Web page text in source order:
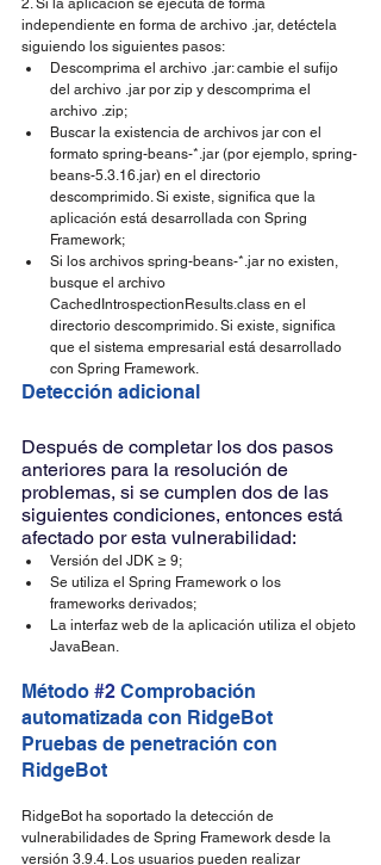
2. Si la aplicación se ejecuta de forma
independiente en forma de archivo .jar, detéctela
siguiendo los siguientes pasos:
Descomprima el archivo .jar: cambie el sufijo
del archivo .jar por zip y descomprima el
archivo .zip;
Buscar la existencia de archivos jar con el
formato spring-beans-*.jar (por ejemplo, spring-
beans-5.3.16.jar) en el directorio
descomprimido. Si existe, significa que la
aplicación está desarrollada con Spring
Framework;
Si los archivos spring-beans-*.jar no existen,
busque el archivo
CachedIntrospectionResults.class en el
directorio descomprimido. Si existe, significa
que el sistema empresarial está desarrollado
con Spring Framework.
Detección adicional
Después de completar los dos pasos
anteriores para la resolución de
problemas, si se cumplen dos de las
siguientes condiciones, entonces está
afectado por esta vulnerabilidad:
Versión del JDK ≥ 9;
Se utiliza el Spring Framework o los
frameworks derivados;
La interfaz web de la aplicación utiliza el objeto
JavaBean.
Método #2 Comprobación
automatizada con RidgeBot
Pruebas de penetración con
RidgeBot
RidgeBot ha soportado la detección de
vulnerabilidades de Spring Framework desde la
versión 3.9.4. Los usuarios pueden realizar